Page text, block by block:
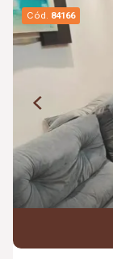
Cód. 84166